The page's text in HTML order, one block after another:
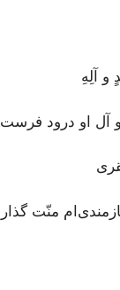
و آلِهِ
و آل او درود فرست
منّت گذار